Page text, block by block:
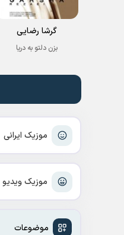
گرشا رضایی
بزن دلتو به دریا
موزیک ایرانی
موزیک ویدیو
موضوعات